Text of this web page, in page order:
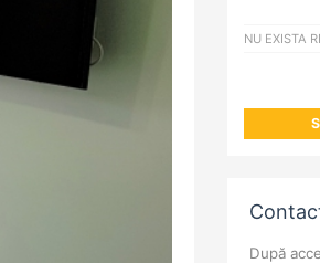
NU EXISTA
După